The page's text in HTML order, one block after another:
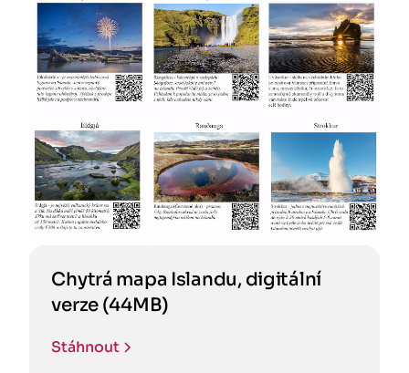
Chytrá mapa Islandu, digitální
verze (44MB)
Stáhnout